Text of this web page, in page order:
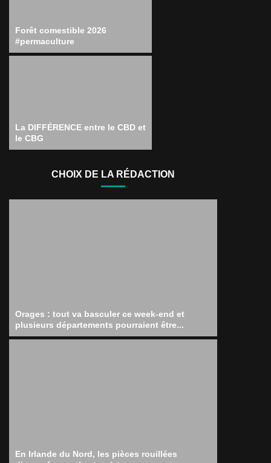
Forêt comestible 2026
#permaculture
La DIFFÉRENCE entre le CBD et
le CBG
CHOIX DE LA RÉDACTION
Orages : tout va basculer ce week-end et
plusieurs départements pourraient être...
En Irlande du Nord, les pièces rouillées